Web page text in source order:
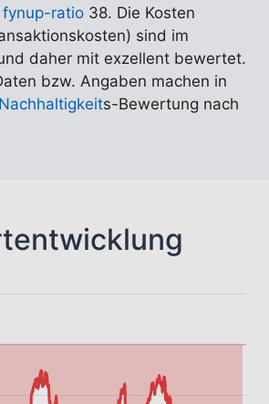
fynup-ratio 38. Die Kosten
sind im
daher mit exzellent bewertet.
bzw. Angaben machen in
Nachhaltigkeits-Bewertung nach